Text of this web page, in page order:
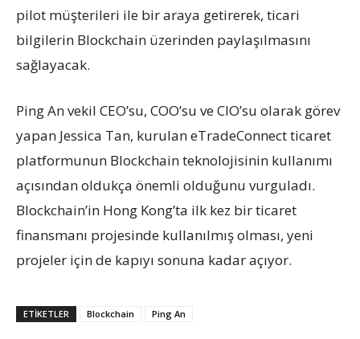
pilot müşterileri ile bir araya getirerek, ticari
bilgilerin Blockchain üzerinden paylaşılmasını
sağlayacak.
Ping An vekil CEO’su, COO’su ve CIO’su olarak görev
yapan Jessica Tan, kurulan eTradeConnect ticaret
platformunun Blockchain teknolojisinin kullanımı
açısından oldukça önemli olduğunu vurguladı.
Blockchain’in Hong Kong’ta ilk kez bir ticaret
finansmanı projesinde kullanılmış olması, yeni
projeler için de kapıyı sonuna kadar açıyor.
ETIKETLER Blockchain Ping An